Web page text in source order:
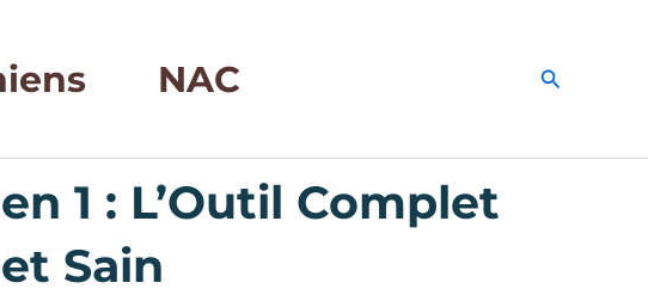
NAC
1 : L’Outil Complet
Sain